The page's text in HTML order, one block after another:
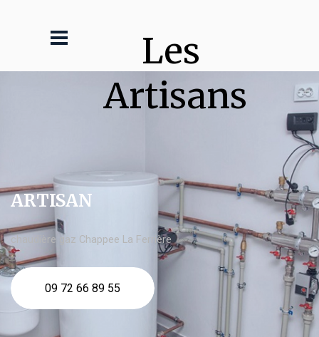
Les
Artisans
ARTISAN
chaudière gaz Chappee La Ferrière
09 72 66 89 55